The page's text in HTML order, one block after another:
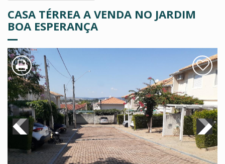
CASA TÉRREA A VENDA NO JARDIM
BOA ESPERANÇA